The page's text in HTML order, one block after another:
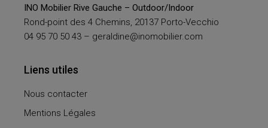
INO Mobilier Rive Gauche – Outdoor/Indoor
Rond-point des 4 Chemins, 20137 Porto-Vecchio
04 95 70 50 43 – geraldine@inomobilier.com
Liens utiles
Nous contacter
Mentions Légales